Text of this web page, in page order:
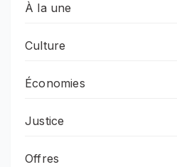
À la une
Culture
Économies
Justice
Offres